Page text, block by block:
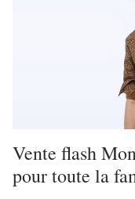
Vente flash
pour toute la